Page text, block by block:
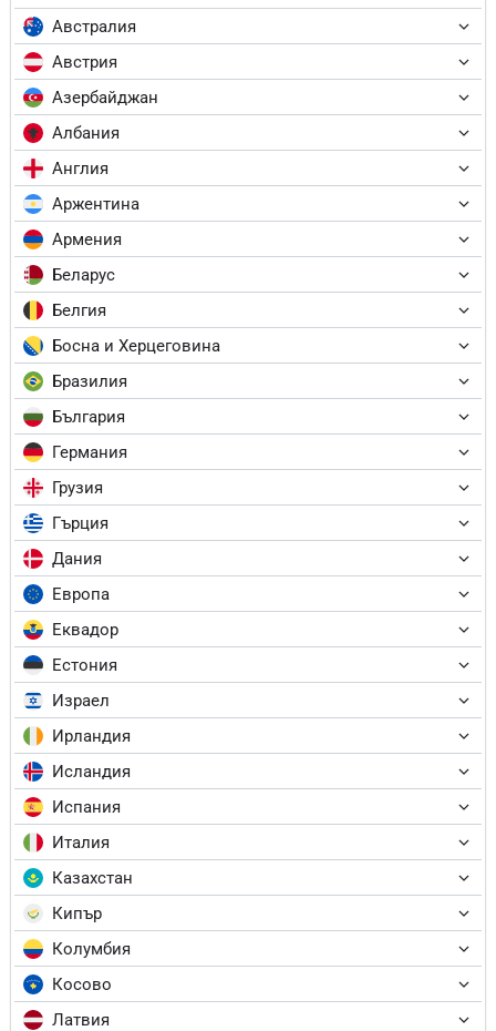
Австралия
Австрия
Азербайджан
Албания
Англия
Аржентина
Армения
Беларус
Белгия
Босна и Херцеговина
Бразилия
България
Германия
Грузия
Гърция
Дания
Европа
Еквадор
Естония
Израел
Ирландия
Исландия
Испания
Италия
Казахстан
Кипър
Колумбия
Косово
Латвия